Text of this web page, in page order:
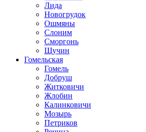
Лида
Новогрудок
Ошмяны
Слоним
Сморгонь
Щучин
Гомельская
Гомель
Добруш
Житковичи
Жлобин
Калинковичи
Мозырь
Петриков